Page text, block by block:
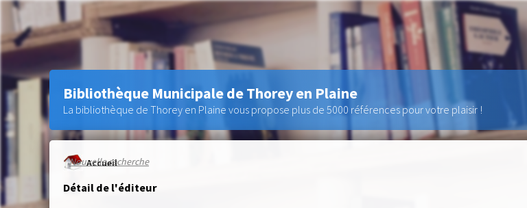
Accueil
Nouvelle recherche
Détail de l'éditeur
Bibliothèque Municipale de Thorey en Plaine
La bibliothèque de Thorey en Plaine vous propose plus de 5000 références pour votre plaisir !